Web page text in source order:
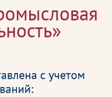
с учетом